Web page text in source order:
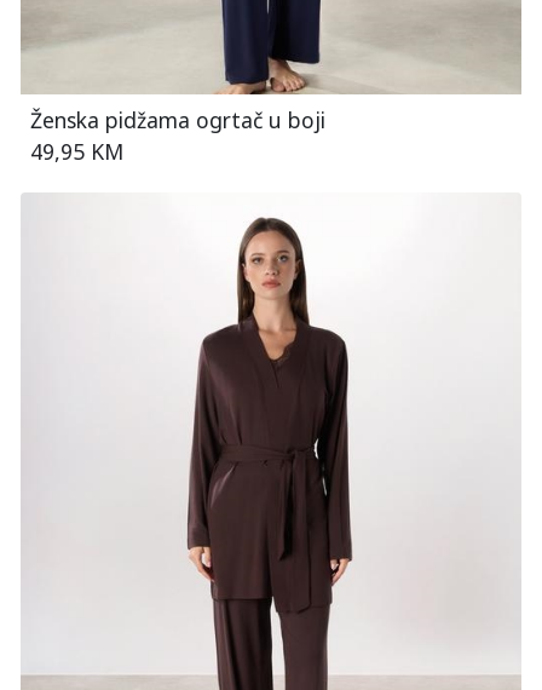
Ženska pidžama ogrtač u boji
49,95 KM